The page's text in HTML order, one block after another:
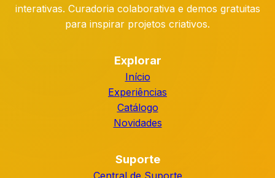
interativas. Curadoria colaborativa e demos gratuitas
para inspirar projetos criativos.
Explorar
Início
Experiências
Catálogo
Novidades
Suporte
Central de Suporte